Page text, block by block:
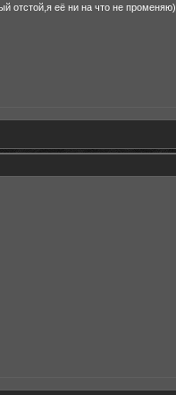
отстой,я её ни на что не променяю)